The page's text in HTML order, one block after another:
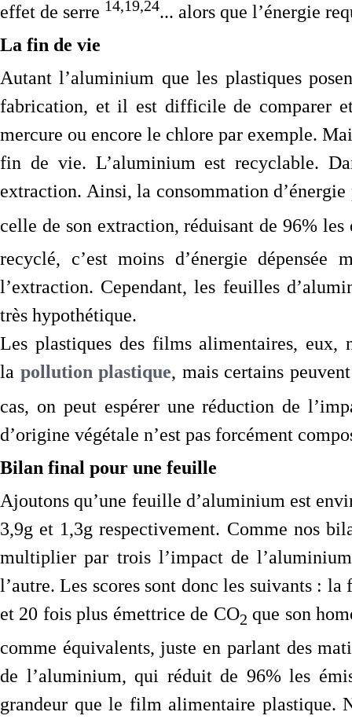
effet de serre 14,19,24... alors que l’énergie
La fin de vie
Autant l’aluminium que les plastiques
fabrication, et il est difficile de comparer
mercure ou encore le chlore par exemple.
fin de vie. L’aluminium est recyclable.
extraction. Ainsi, la consommation
celle de son extraction, réduisant de 96% les
recyclé, c’est moins d’énergie
l’extraction. Cependant, les feuilles
très hypothétique.
Les plastiques des films alimentaires, eux,
la pollution plastique, mais certains
cas, on peut espérer une réduction de
d’origine végétale n’est pas forcément
Bilan final pour une feuille
Ajoutons qu’une feuille d’aluminium est
3,9g et 1,3g respectivement. Comme nos
multiplier par trois l’impact de
l’autre. Les scores sont donc les suivants :
et 20 fois plus émettrice de CO2 que son
comme équivalents, juste en parlant des
de l’aluminium, qui réduit de 96% les
grandeur que le film alimentaire plastique.